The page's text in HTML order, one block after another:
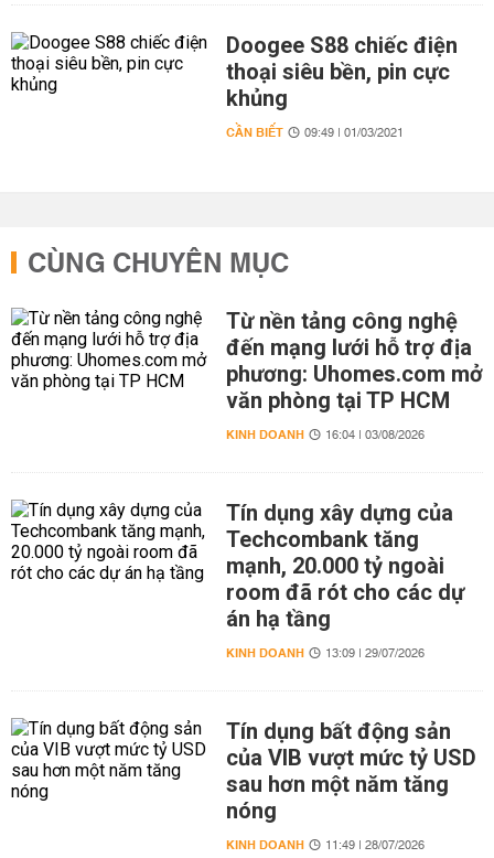
Doogee S88 chiếc điện
thoại siêu bền, pin cực
khủng
CẦN BIẾT 09:49 | 01/03/2021
CÙNG CHUYÊN MỤC
Từ nền tảng công nghệ
đến mạng lưới hỗ trợ địa
phương: Uhomes.com mở
văn phòng tại TP HCM
KINH DOANH 16:04 | 03/08/2026
Tín dụng xây dựng của
Techcombank tăng
mạnh, 20.000 tỷ ngoài
room đã rót cho các dự
án hạ tầng
KINH DOANH 13:09 | 29/07/2026
Tín dụng bất động sản
của VIB vượt mức tỷ USD
sau hơn một năm tăng
nóng
KINH DOANH 11:49 | 28/07/2026